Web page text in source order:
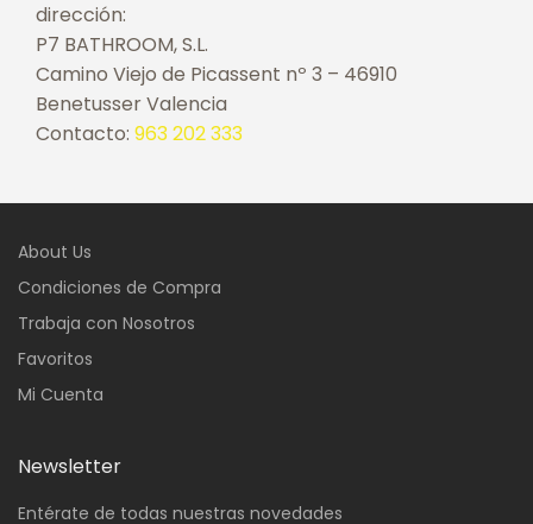
dirección:
P7 BATHROOM, S.L.
Camino Viejo de Picassent nº 3 – 46910
Benetusser Valencia
Contacto: 963 202 333
About Us
Condiciones de Compra
Trabaja con Nosotros
Favoritos
Mi Cuenta
Newsletter
Entérate de todas nuestras novedades